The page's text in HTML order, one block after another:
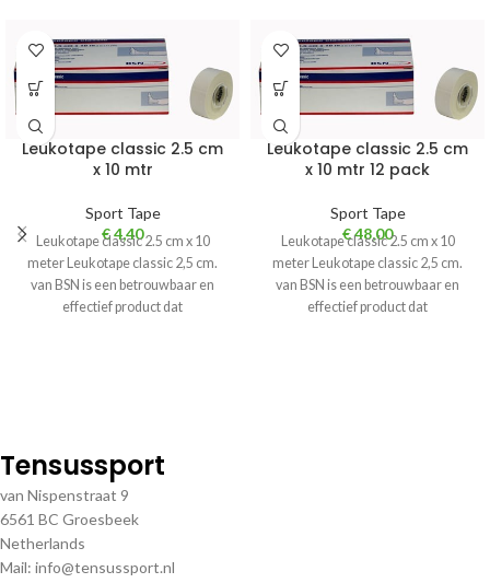
Leukotape classic 2.5 cm
x 10 mtr
Sport Tape
€4,40
Leukotape classic 2.5 cm x 10
meter Leukotape classic 2,5 cm.
van BSN is een betrouwbaar en
effectief product dat
Leukotape classic 2.5 cm
x 10 mtr 12 pack
Sport Tape
€48,00
Leukotape classic 2.5 cm x 10
meter Leukotape classic 2,5 cm.
van BSN is een betrouwbaar en
effectief product dat
Tensussport
van Nispenstraat 9
6561 BC Groesbeek
Netherlands
Mail: info@tensussport.nl